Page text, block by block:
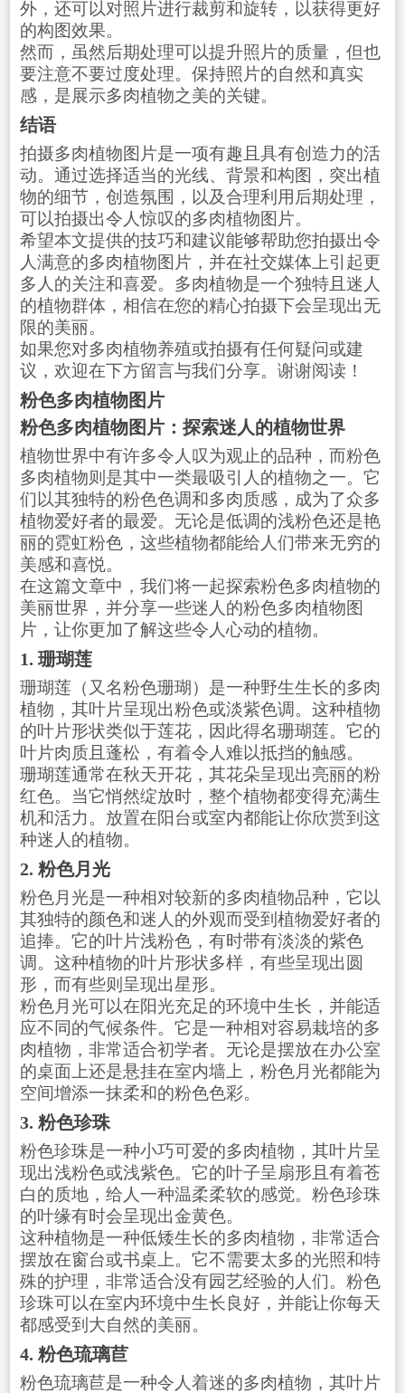
外，还可以对照片进行裁剪和旋转，以获得更好
的构图效果。
然而，虽然后期处理可以提升照片的质量，但也
要注意不要过度处理。保持照片的自然和真实
感，是展示多肉植物之美的关键。
结语
拍摄多肉植物图片是一项有趣且具有创造力的活
动。通过选择适当的光线、背景和构图，突出植
物的细节，创造氛围，以及合理利用后期处理，
可以拍摄出令人惊叹的多肉植物图片。
希望本文提供的技巧和建议能够帮助您拍摄出令
人满意的多肉植物图片，并在社交媒体上引起更
多人的关注和喜爱。多肉植物是一个独特且迷人
的植物群体，相信在您的精心拍摄下会呈现出无
限的美丽。
如果您对多肉植物养殖或拍摄有任何疑问或建
议，欢迎在下方留言与我们分享。谢谢阅读！
粉色多肉植物图片
粉色多肉植物图片：探索迷人的植物世界
植物世界中有许多令人叹为观止的品种，而粉色
多肉植物则是其中一类最吸引人的植物之一。它
们以其独特的粉色色调和多肉质感，成为了众多
植物爱好者的最爱。无论是低调的浅粉色还是艳
丽的霓虹粉色，这些植物都能给人们带来无穷的
美感和喜悦。
在这篇文章中，我们将一起探索粉色多肉植物的
美丽世界，并分享一些迷人的粉色多肉植物图
片，让你更加了解这些令人心动的植物。
1. 珊瑚莲
珊瑚莲（又名粉色珊瑚）是一种野生生长的多肉
植物，其叶片呈现出粉色或淡紫色调。这种植物
的叶片形状类似于莲花，因此得名珊瑚莲。它的
叶片肉质且蓬松，有着令人难以抵挡的触感。
珊瑚莲通常在秋天开花，其花朵呈现出亮丽的粉
红色。当它悄然绽放时，整个植物都变得充满生
机和活力。放置在阳台或室内都能让你欣赏到这
种迷人的植物。
2. 粉色月光
粉色月光是一种相对较新的多肉植物品种，它以
其独特的颜色和迷人的外观而受到植物爱好者的
追捧。它的叶片浅粉色，有时带有淡淡的紫色
调。这种植物的叶片形状多样，有些呈现出圆
形，而有些则呈现出星形。
粉色月光可以在阳光充足的环境中生长，并能适
应不同的气候条件。它是一种相对容易栽培的多
肉植物，非常适合初学者。无论是摆放在办公室
的桌面上还是悬挂在室内墙上，粉色月光都能为
空间增添一抹柔和的粉色色彩。
3. 粉色珍珠
粉色珍珠是一种小巧可爱的多肉植物，其叶片呈
现出浅粉色或浅紫色。它的叶子呈扇形且有着苍
白的质地，给人一种温柔柔软的感觉。粉色珍珠
的叶缘有时会呈现出金黄色。
这种植物是一种低矮生长的多肉植物，非常适合
摆放在窗台或书桌上。它不需要太多的光照和特
殊的护理，非常适合没有园艺经验的人们。粉色
珍珠可以在室内环境中生长良好，并能让你每天
都感受到大自然的美丽。
4. 粉色琉璃苣
粉色琉璃苣是一种令人着迷的多肉植物，其叶片